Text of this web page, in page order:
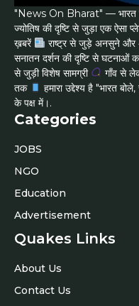
"News On Bharat" — भारत
ज्योतिष की दृष्टि से जुड़ा एक ऐसा
ख़बरें
राष्ट्र से जुड़े अनसुने
सनातन दर्शन की दृष्टि से घटनाओं
से जुड़ी विशेष सामग्री
गाँव से
तक
हमारा उद्देश्य है "भारत
के पक्ष में।.
Categories
JOBS
NGO
Education
Advertisement
Quakes Links
About Us
Contact Us